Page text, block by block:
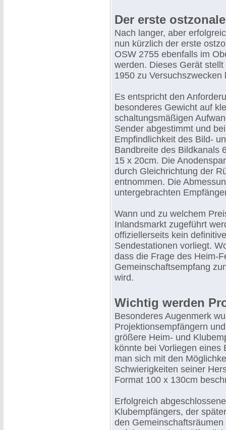
Der erste
Nach langer, aber
nun kürzlich der erste
OSW 2755 ebenfalls im
werden. Dieses Gerät
1950 zu
Es entspricht den
besonderes Gewicht auf
schaltungsmäßigen
Sender abgestimmt und
Empfindlichkeit des Bild-
Bandbreite des Bildkanals
15 x 20cm. Die
durch Gleichrichtung der
entnommen. Die
untergebrachten
Wann und zu welchem
Inlandsmarkt zugeführt
offiziellerseits kein
Sendestationen vorliegt.
dass die Frage des Heim-
Gemeinschaftsempfang
wird.
Wichtig werden
Besonderes Augenmerk
Projektionsempfängern
größere Heim- und
könnte bei Vorliegen
man sich mit den
Schwierigkeiten seiner
Format 100 x 130cm
Erfolgreich
Klubempfängers, der
den